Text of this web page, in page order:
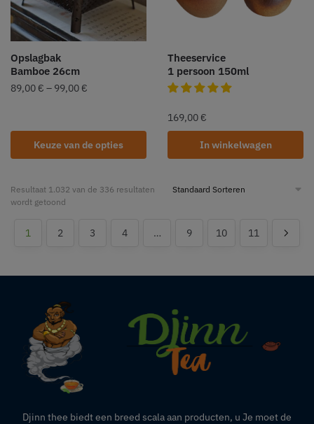
Opslagbak
Bamboe 26cm
89,00 € – 99,00 €
Keuze van de opties
Theeservice
1 persoon 150ml
169,00 €
In winkelwagen
Resultaat 1.032 van de 336 resultaten
wordt getoond
1 2 3 4 … 9 10 11
Djinn thee biedt een breed scala aan producten, u Je moet de